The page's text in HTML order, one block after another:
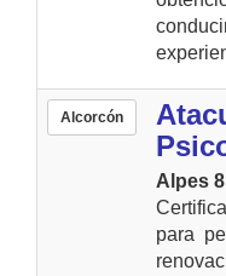
Alcorcón
Alpes
para